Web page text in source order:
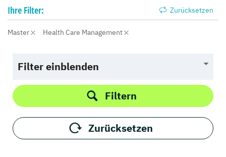
Ihre Filter: Zurücksetzen
Master Health Care Management
Filter einblenden
Filtern
Zurücksetzen